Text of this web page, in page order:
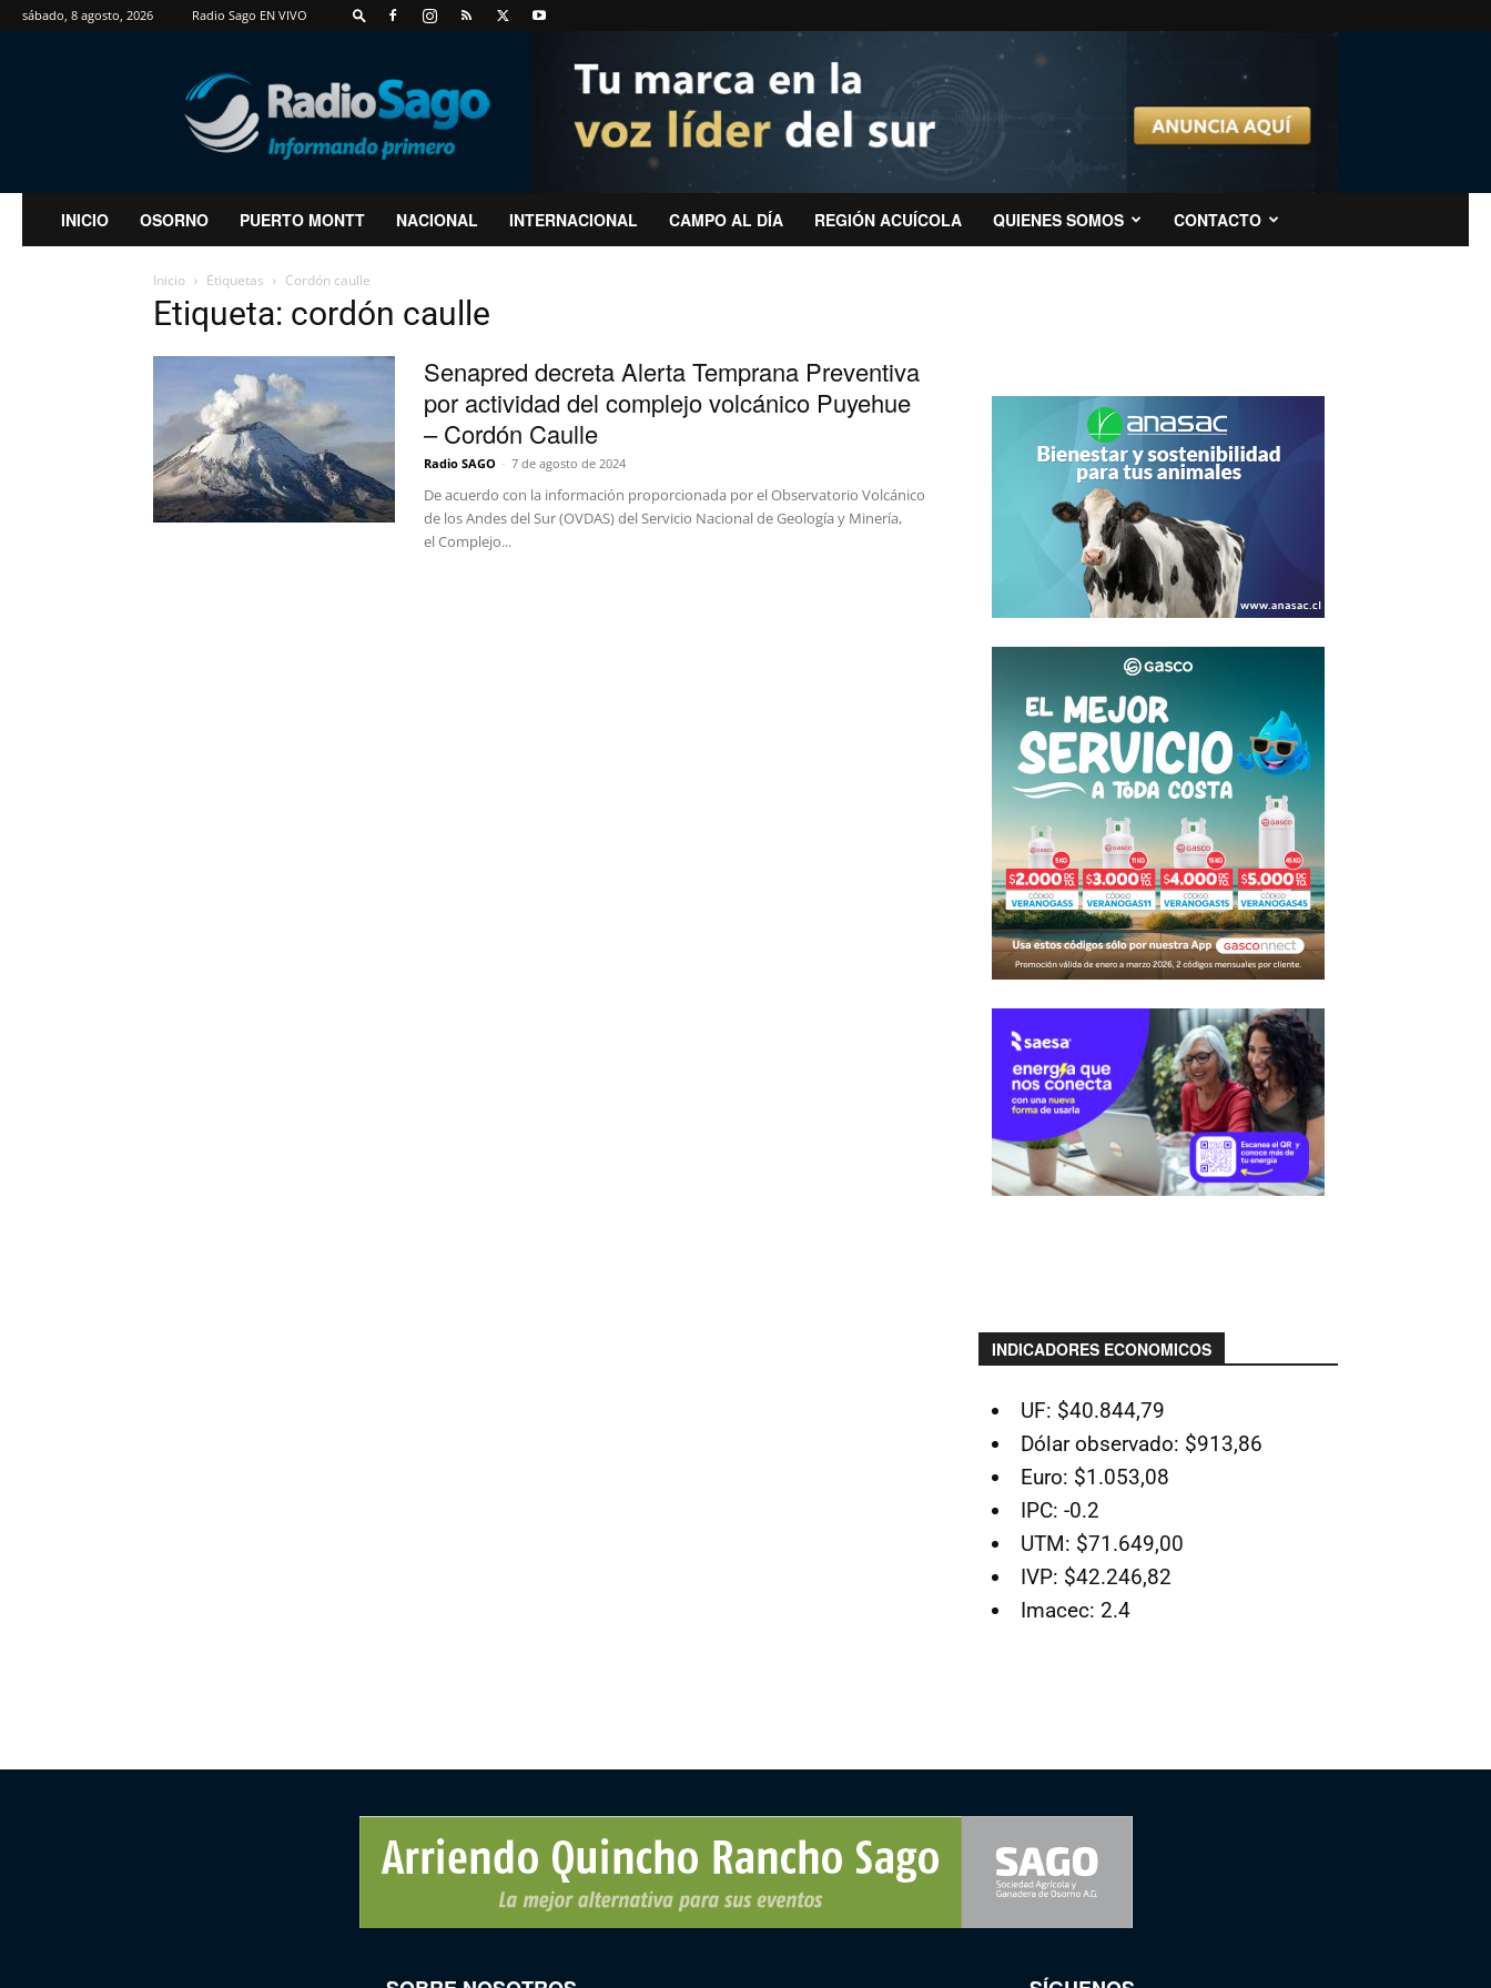
sábado, 8 agosto, 2026 Radio Sago EN VIVO
RadioSago
INICIO OSORNO PUERTO MONTT NACIONAL INTERNACIONAL CAMPO AL DÍA REGIÓN ACUÍCOLA QUIENES SOMOS CONTACTO
Inicio Etiquetas Cordón caulle
Etiqueta: cordón caulle
Senapred decreta Alerta Temprana Preventiva
por actividad del complejo volcánico Puyehue
– Cordón Caulle
Radio SAGO - 7 de agosto de 2024
De acuerdo con la información proporcionada por el Observatorio Volcánico
de los Andes del Sur (OVDAS) del Servicio Nacional de Geología y Minería,
el Complejo...
INDICADORES ECONOMICOS
UF: $40.844,79
Dólar observado: $913,86
Euro: $1.053,08
IPC: -0.2
UTM: $71.649,00
IVP: $42.246,82
Imacec: 2.4